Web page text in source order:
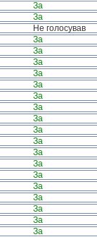
За
За
Не голосував
За
За
За
За
За
За
За
За
За
За
За
За
За
За
За
За
За
За